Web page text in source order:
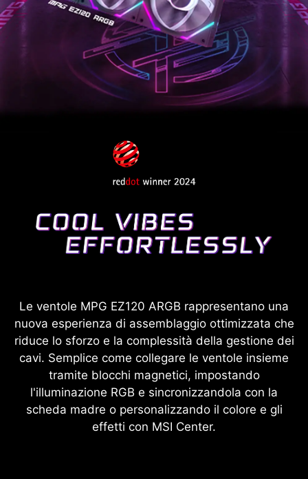
Le ventole MPG EZ120 ARGB rappresentano una
nuova esperienza di assemblaggio ottimizzata che
riduce lo sforzo e la complessità della gestione dei
cavi. Semplice come collegare le ventole insieme
tramite blocchi magnetici, impostando
l'illuminazione RGB e sincronizzandola con la
scheda madre o personalizzando il colore e gli
effetti con MSI Center.